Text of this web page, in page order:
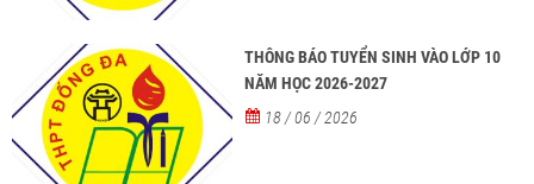
THÔNG BÁO TUYỂN SINH VÀO LỚP 10
NĂM HỌC 2026-2027
18 / 06 / 2026